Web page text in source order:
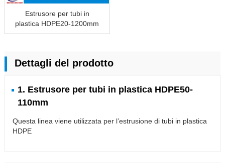
Estrusore per tubi in
plastica HDPE20-1200mm
Dettagli del prodotto
1. Estrusore per tubi in plastica HDPE50-
110mm
Questa linea viene utilizzata per l’estrusione di tubi in plastica
HDPE